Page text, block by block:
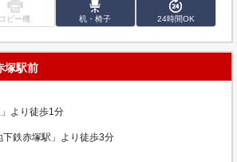
コピー機 机・椅子 24時間OK
塚駅前
より徒歩1分
鉄赤塚駅」より徒歩3分